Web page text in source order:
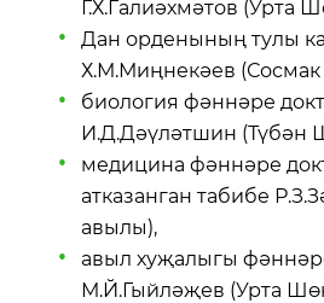
Г.Х.Галиәхмәтов (Урта
Дан орденының тулы
Х.М.Миңнекәев
биология фәннәре
И.Д.Дәүләтшин (Түбән
медицина фәннәре
атказанган табибе
авылы),
авыл хуҗалыгы
М.Й.Гыйләҗев (Урта